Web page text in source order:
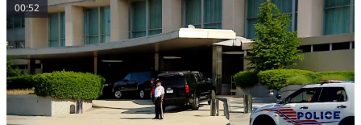
00:52